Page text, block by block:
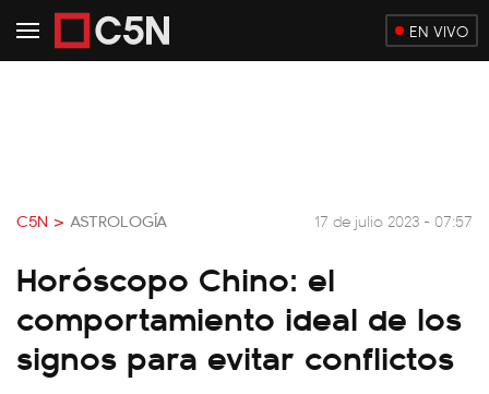
EN VIVO
C5N > ASTROLOGÍA 17 de julio 2023 - 07:57
Horóscopo Chino: el
comportamiento ideal de los
signos para evitar conflictos